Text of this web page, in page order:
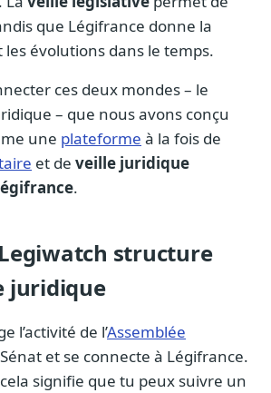
que Légifrance donne la
évolutions dans le temps.
ces deux mondes – le
– que nous avons conçu
une plateforme à la fois de
et de veille juridique
.
structure
juridique
l’activité de l’Assemblée
et se connecte à Légifrance.
signifie que tu peux suivre un